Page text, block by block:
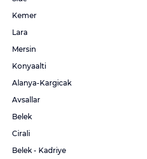
Kemer
Lara
Mersin
Konyaalti
Alanya-Kargicak
Avsallar
Belek
Cirali
Belek - Kadriye